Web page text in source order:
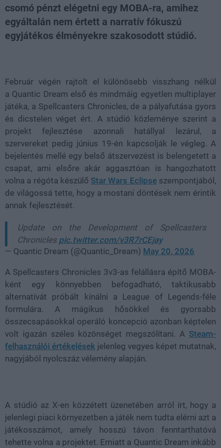
csomó pénzt elégetni egy MOBA-ra, amihez
egyáltalán nem értett a narratív fókuszú
egyjátékos élményekre szakosodott stúdió.
Február végén rajtolt el különösebb visszhang nélkül
a Quantic Dream első és mindmáig egyetlen multiplayer
játéka, a Spellcasters Chronicles, de a pályafutása gyors
és dicstelen véget ért. A stúdió közleménye szerint a
projekt fejlesztése azonnali hatállyal lezárul, a
szervereket pedig június 19-én kapcsolják le végleg. A
bejelentés mellé egy belső átszervezést is belengetett a
csapat, ami elsőre akár aggasztóan is hangozhatott
volna a régóta készülő Star Wars Eclipseszempontjából,
de világossá tette, hogy a mostani döntések nem érintik
annak fejlesztését.
Update on the Development of Spellcasters
Chronicles pic.twitter.com/v3R7rCEjay
— Quantic Dream (@Quantic_Dream) May 20, 2026
A Spellcasters Chronicles 3v3-as felállásra építő MOBA-
ként egy könnyebben befogadható, taktikusabb
alternatívát próbált kínálni a League of Legends-féle
formulára. A mágikus hősökkel és gyorsabb
összecsapásokkal operáló koncepció azonban képtelen
volt igazán széles közönséget megszólítani. A Steam-
felhasználói értékelések jelenleg vegyes képet mutatnak,
nagyjából nyolcszáz vélemény alapján.
A stúdió az X-en közzétett üzenetében arról írt, hogy a
jelenlegi piaci környezetben a játék nem tudta elérni azt a
játékosszámot, amely hosszú távon fenntarthatóvá
tehette volna a projektet. Emiatt a Quantic Dream inkább